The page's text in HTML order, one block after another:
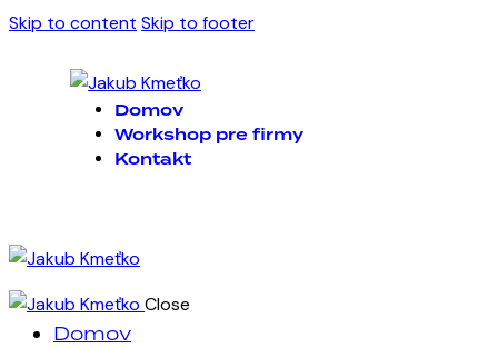
Skip to content Skip to footer
Domov
Workshop pre firmy
Kontakt
Close
Domov